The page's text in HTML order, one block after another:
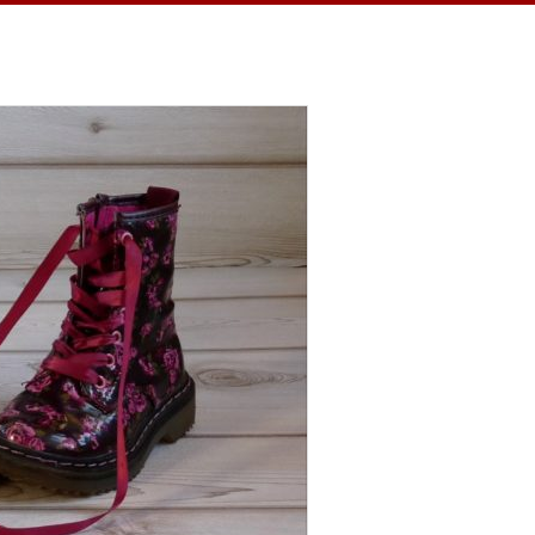
Jahr habe ich täglich eine Sache
verhalf mir zu einem dankbaren
Teil, ein kurzer Moment
Momente feiern…